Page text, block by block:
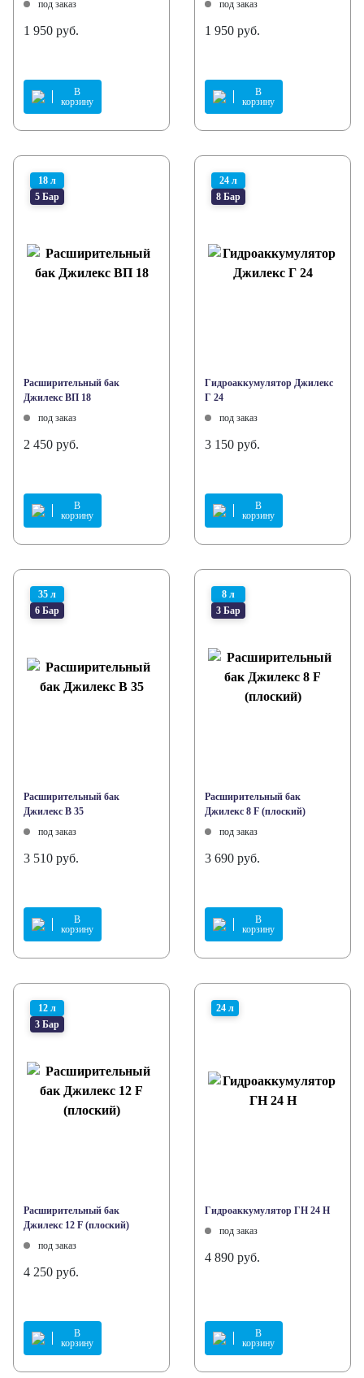
под заказ
1 950 руб.
В
корзину
под заказ
1 950 руб.
В
корзину
18 л
5 Бар
Расширительный бак
Джилекс ВП 18
под заказ
2 450 руб.
В
корзину
24 л
8 Бар
Гидроаккумулятор Джилекс
Г 24
под заказ
3 150 руб.
В
корзину
35 л
6 Бар
Расширительный бак
Джилекс В 35
под заказ
3 510 руб.
В
корзину
8 л
3 Бар
Расширительный бак
Джилекс 8 F (плоский)
под заказ
3 690 руб.
В
корзину
12 л
3 Бар
Расширительный бак
Джилекс 12 F (плоский)
под заказ
4 250 руб.
В
корзину
24 л
Гидроаккумулятор ГН 24 Н
под заказ
4 890 руб.
В
корзину